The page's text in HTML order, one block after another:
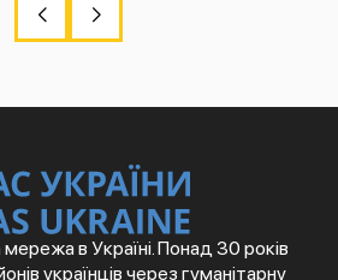
в Україні. Понад 30 років
українців через гуманітарну